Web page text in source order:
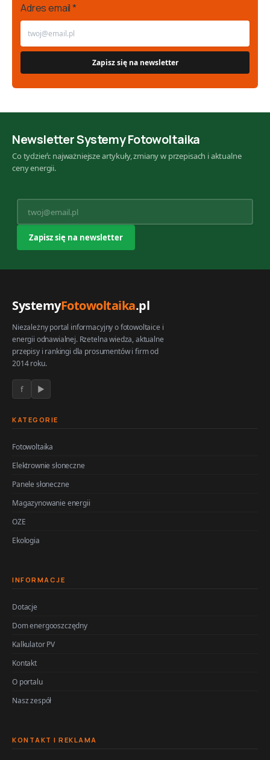
Adres email *
Newsletter Systemy Fotowoltaika
Co tydzień: najważniejsze artykuły, zmiany w przepisach i aktualne
ceny energii.
SystemyFotowoltaika.pl
Niezależny portal informacyjny o fotowoltaice i
energii odnawialnej. Rzetelna wiedza, aktualne
przepisy i rankingi dla prosumentów i firm od
2014 roku.
f ▶
KATEGORIE
Fotowoltaika
Elektrownie słoneczne
Panele słoneczne
Magazynowanie energii
OZE
Ekologia
INFORMACJE
Dotacje
Dom energooszczędny
Kalkulator PV
Kontakt
O portalu
Nasz zespół
KONTAKT I REKLAMA